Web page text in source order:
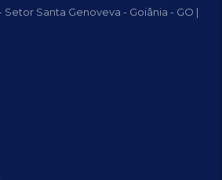
Setor Santa Genoveva - Goiânia - GO |